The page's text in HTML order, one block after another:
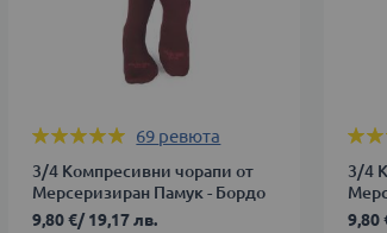
Оценка:
69 ревюта
3/4 Компресивни чорапи от
Мерсеризиран Памук - Бордо
9,80 €/19,17 лв.
3/4
9,80